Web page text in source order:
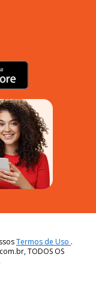
Termos de Uso .
TODOS OS